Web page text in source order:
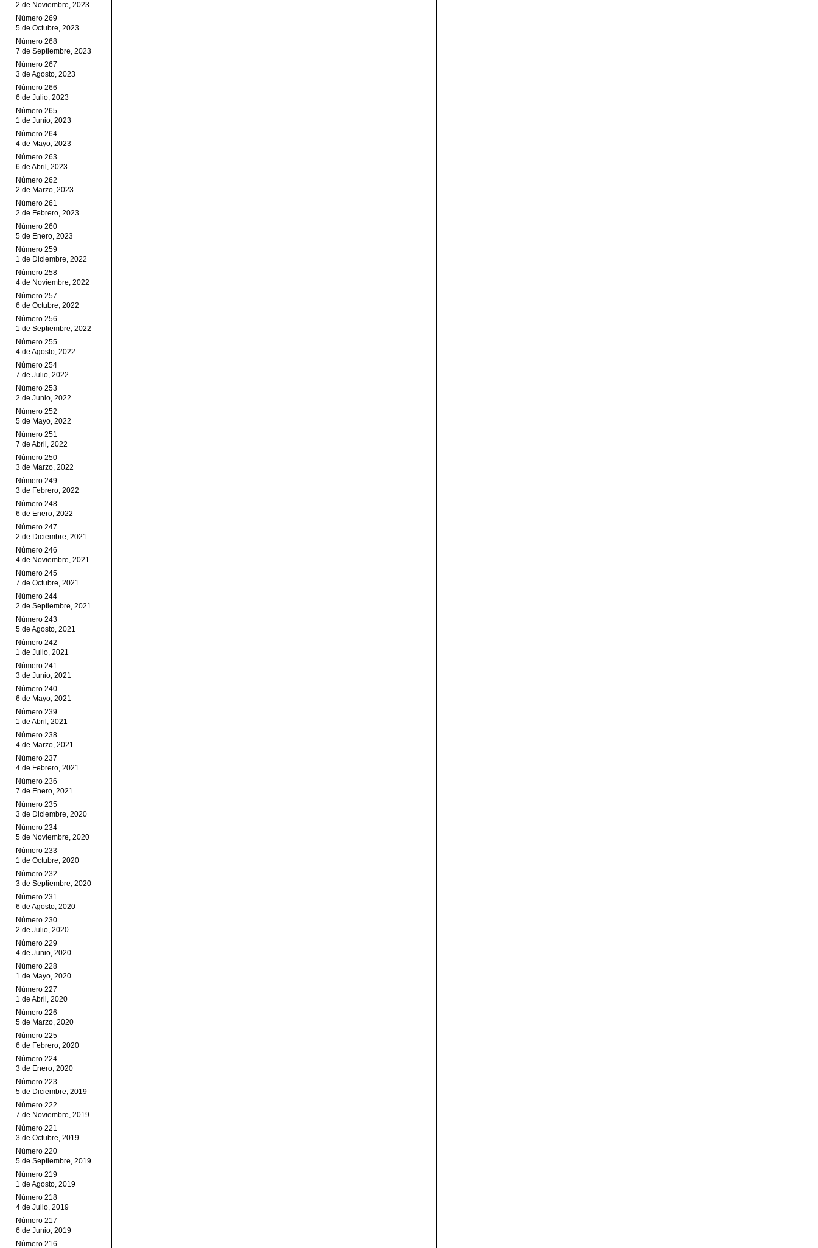
2 de Noviembre, 2023
Número 269
5 de Octubre, 2023
Número 268
7 de Septiembre, 2023
Número 267
3 de Agosto, 2023
Número 266
6 de Julio, 2023
Número 265
1 de Junio, 2023
Número 264
4 de Mayo, 2023
Número 263
6 de Abril, 2023
Número 262
2 de Marzo, 2023
Número 261
2 de Febrero, 2023
Número 260
5 de Enero, 2023
Número 259
1 de Diciembre, 2022
Número 258
4 de Noviembre, 2022
Número 257
6 de Octubre, 2022
Número 256
1 de Septiembre, 2022
Número 255
4 de Agosto, 2022
Número 254
7 de Julio, 2022
Número 253
2 de Junio, 2022
Número 252
5 de Mayo, 2022
Número 251
7 de Abril, 2022
Número 250
3 de Marzo, 2022
Número 249
3 de Febrero, 2022
Número 248
6 de Enero, 2022
Número 247
2 de Diciembre, 2021
Número 246
4 de Noviembre, 2021
Número 245
7 de Octubre, 2021
Número 244
2 de Septiembre, 2021
Número 243
5 de Agosto, 2021
Número 242
1 de Julio, 2021
Número 241
3 de Junio, 2021
Número 240
6 de Mayo, 2021
Número 239
1 de Abril, 2021
Número 238
4 de Marzo, 2021
Número 237
4 de Febrero, 2021
Número 236
7 de Enero, 2021
Número 235
3 de Diciembre, 2020
Número 234
5 de Noviembre, 2020
Número 233
1 de Octubre, 2020
Número 232
3 de Septiembre, 2020
Número 231
6 de Agosto, 2020
Número 230
2 de Julio, 2020
Número 229
4 de Junio, 2020
Número 228
1 de Mayo, 2020
Número 227
1 de Abril, 2020
Número 226
5 de Marzo, 2020
Número 225
6 de Febrero, 2020
Número 224
3 de Enero, 2020
Número 223
5 de Diciembre, 2019
Número 222
7 de Noviembre, 2019
Número 221
3 de Octubre, 2019
Número 220
5 de Septiembre, 2019
Número 219
1 de Agosto, 2019
Número 218
4 de Julio, 2019
Número 217
6 de Junio, 2019
Número 216